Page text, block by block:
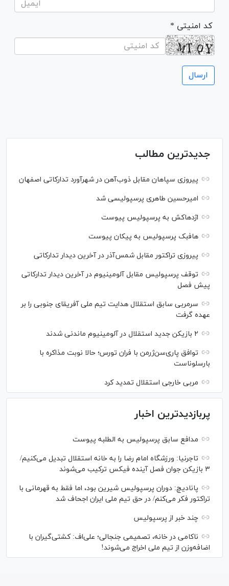
* کد امنیتی
جدیدترین مطالب
پیروزی سپاهان مقابل ذوب‌آهن در شهرآورد تدارکاتی اصفهان
امیرحسین طاهری پرسپولیسی شد
اژدهاکش به پرسپولیس پیوست
هافبک پرسپولیس به پیکان پیوست
پیروزی تراکتور مقابل شمس‌آذر در آخرین دیدار تدارکاتی
توقف پرسپولیس مقابل آلومینیوم در آخرین دیدار تدارکاتی
پیش فصل
سرمربی سابق استقلال هدایت تیم ملی آفریقای جنوبی را بر
عهده گرفت
۲ بازیکن جدید استقلال در آلومینیوم ماندنی شدند
توافق پاری‌سن‌ژرمن با فران تورس؛ حالا نوبت مذاکره با
بارسلوناست
مربی خارجی استقلال تمدید کرد
پربازدیدترین اخبار
مدافع سابق پرسپولیس به الطلبه پیوست
تاجرنیا: ورزشگاه امام رضا را به خانه استقلال تبدیل می‌کنیم/
۳ بازیکن جوان فصل آینده فیکس ترکیب می‌شوند
پانادیچ: دوران پرسپولیس شیرین بود، اما فقط به قهرمانی با
تراکتور فکر می‌کنم/ در حق تیم ملی ایران اجحاف شد
چند خبر از پرسپولیس
ناکامی در خانه، تصمیمی جنجالی؛ علی‌اف: کشتی‌گیران با
اضافه‌وزن از تیم ملی اخراج می‌شوند!